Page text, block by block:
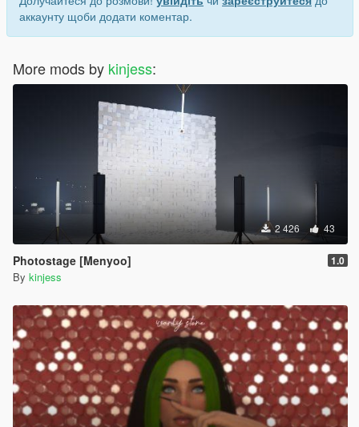
аккаунту щоби додати коментар.
More mods by kinjess:
2 426 43
Photostage [Menyoo] 1.0
By kinjess